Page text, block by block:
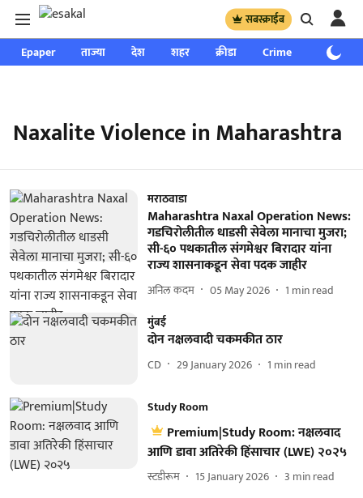
सबस्क्राईब
Epaper ताज्या देश शहर क्रीडा Crime साप्ताहिक
Naxalite Violence in Maharashtra
मराठवाडा
Maharashtra Naxal Operation News:
गडचिरोलीतील धाडसी सेवेला मानाचा मुजरा;
सी-६० पथकातील संगमेश्वर बिरादार यांना
राज्य शासनाकडून सेवा पदक जाहीर
अनिल कदम 05 May 2026 1 min read
मुंबई
दोन नक्षलवादी चकमकीत ठार
CD 29 January 2026 1 min read
Study Room
Premium|Study Room: नक्षलवाद
आणि डावा अतिरेकी हिंसाचार (LWE) २०२५
स्टडीरूम 15 January 2026 3 min read